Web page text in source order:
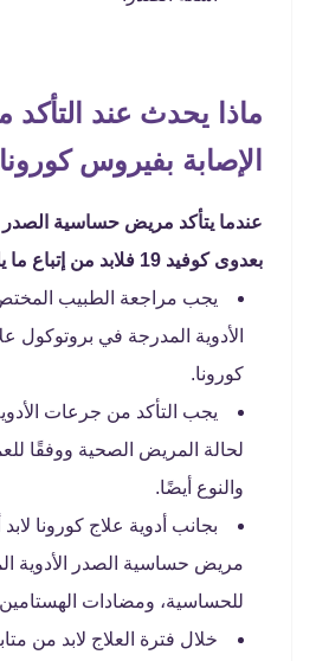
ماذا يحدث عند التأكد
الإصابة بفيروس
عندما يتأكد مريض حساسية الصدر
بعدوى كوفيد 19 فلابد من إتباع ما يلي:
يجب مراجعة الطبيب
الأدوية المدرجة في بروتوكول
كورونا.
يجب التأكد من جرعات
لحالة المريض الصحية ووفقًا
والنوع أيضًا.
بجانب أدوية علاج كورونا لابد
مريض حساسية الصدر الأدوية
للحساسية، ومضادات
خلال فترة العلاج لابد من